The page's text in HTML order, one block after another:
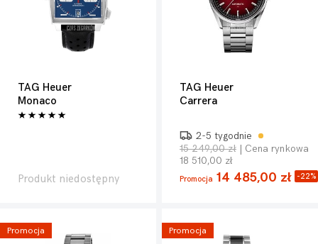
TAG Heuer
Monaco
Produkt niedostępny
TAG Heuer
Carrera
2-5 tygodnie
15 249,00 zł | Cena rynkowa
18 510,00 zł
Promocja 14 485,00 zł -22%
Promocja Promocja